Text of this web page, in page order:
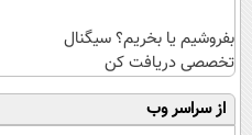
بفروشیم یا بخریم؟ سیگنال
تخصصی دریافت کن
از سراسر وب